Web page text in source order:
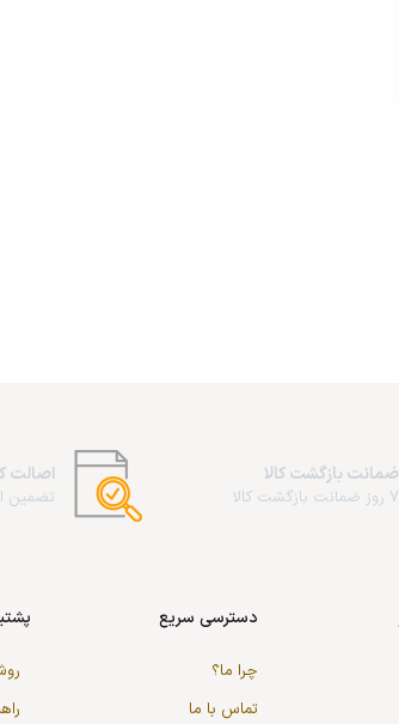
ضمانت بازگشت کالا
7 روز ضمانت بازگشت کالا
اصالت
تضمین
دسترسی سریع
چرا ما؟
تماس با ما